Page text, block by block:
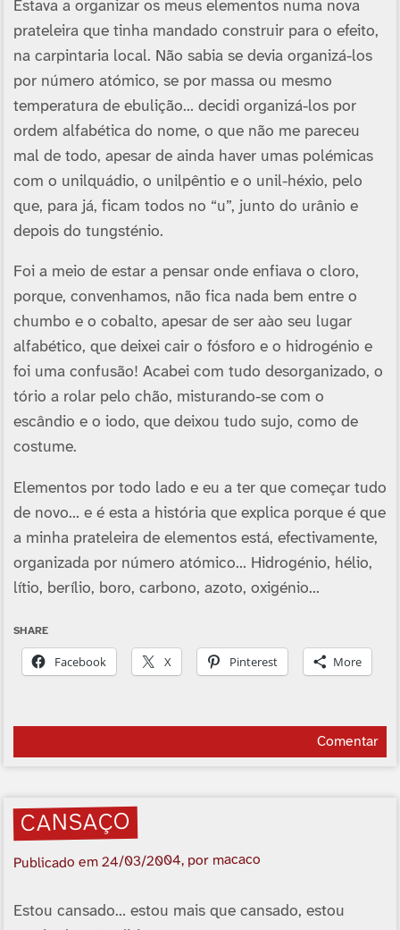
Estava a organizar os meus elementos numa nova
prateleira que tinha mandado construir para o efeito,
na carpintaria local. Não sabia se devia organizá-los
por número atómico, se por massa ou mesmo
temperatura de ebulição… decidi organizá-los por
ordem alfabética do nome, o que não me pareceu
mal de todo, apesar de ainda haver umas polémicas
com o unilquádio, o unilpêntio e o unil-héxio, pelo
que, para já, ficam todos no “u”, junto do urânio e
depois do tungsténio.
Foi a meio de estar a pensar onde enfiava o cloro,
porque, convenhamos, não fica nada bem entre o
chumbo e o cobalto, apesar de ser aào seu lugar
alfabético, que deixei cair o fósforo e o hidrogénio e
foi uma confusão! Acabei com tudo desorganizado, o
tório a rolar pelo chão, misturando-se com o
escândio e o iodo, que deixou tudo sujo, como de
costume.
Elementos por todo lado e eu a ter que começar tudo
de novo… e é esta a história que explica porque é que
a minha prateleira de elementos está, efectivamente,
organizada por número atómico… Hidrogénio, hélio,
lítio, berílio, boro, carbono, azoto, oxigénio…
SHARE
Facebook X Pinterest More
Comentar
CANSAÇO
Publicado em24/03/2004, por macaco
Estou cansado… estou mais que cansado, estou